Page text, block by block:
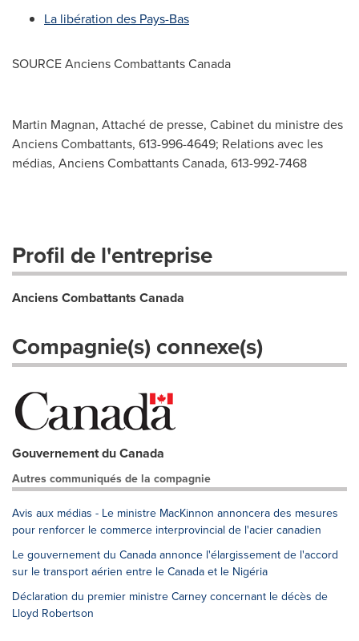
La libération des Pays-Bas
SOURCE Anciens Combattants Canada
Martin Magnan, Attaché de presse, Cabinet du ministre des
Anciens Combattants, 613-996-4649; Relations avec les
médias, Anciens Combattants Canada, 613-992-7468
Profil de l'entreprise
Anciens Combattants Canada
Compagnie(s) connexe(s)
Gouvernement du Canada
Autres communiqués de la compagnie
Avis aux médias - Le ministre MacKinnon annoncera des mesures
pour renforcer le commerce interprovincial de l'acier canadien
Le gouvernement du Canada annonce l'élargissement de l'accord
sur le transport aérien entre le Canada et le Nigéria
Déclaration du premier ministre Carney concernant le décès de
Lloyd Robertson